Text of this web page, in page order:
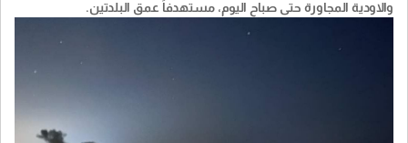
والاودية المجاورة حتى صباح اليوم، مستهدفاً عمق البلدتين.